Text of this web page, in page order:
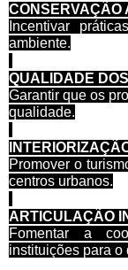
CONSERVAÇÃO
Incentivar
ambiente.
QUALIDADE
Garantir que os
qualidade.
Promover o
centros urbanos.
ARTICULAÇÃO
Fomentar a
instituições para o